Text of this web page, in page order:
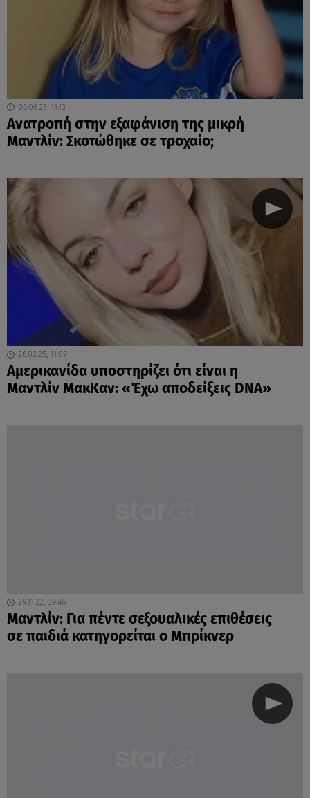
08.06.25, 11:13
Ανατροπή στην εξαφάνιση της μικρή
Μαντλίν: Σκοτώθηκε σε τροχαίο;
26.02.25, 11:09
Αμερικανίδα υποστηρίζει ότι είναι η
Μαντλίν ΜακΚαν: «Έχω αποδείξεις DNA»
29.11.22, 09:46
Μαντλίν: Για πέντε σεξουαλικές επιθέσεις
σε παιδιά κατηγορείται ο Μπρίκνερ